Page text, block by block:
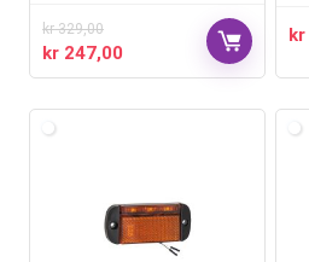
kr329,00
kr 247,00
kr